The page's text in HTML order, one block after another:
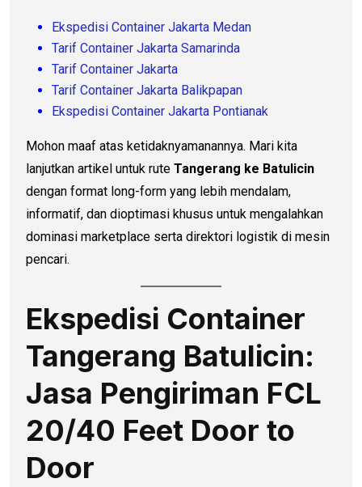
Ekspedisi Container Jakarta Medan
Tarif Container Jakarta Samarinda
Tarif Container Jakarta
Tarif Container Jakarta Balikpapan
Ekspedisi Container Jakarta Pontianak
Mohon maaf atas ketidaknyamanannya. Mari kita
lanjutkan artikel untuk rute Tangerang ke Batulicin
dengan format long-form yang lebih mendalam,
informatif, dan dioptimasi khusus untuk mengalahkan
dominasi marketplace serta direktori logistik di mesin
pencari.
Ekspedisi Container
Tangerang Batulicin:
Jasa Pengiriman FCL
20/40 Feet Door to
Door